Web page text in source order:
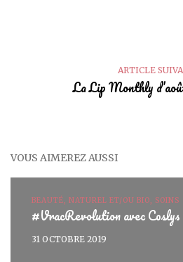
ARTICLE
La Lip Monthly
VOUS AIMEREZ AUSSI
BEAUTÉ, NATUREL ET/OU BIO, SOINS
#VracRevolution avec Coslys
31 OCTOBRE 2019